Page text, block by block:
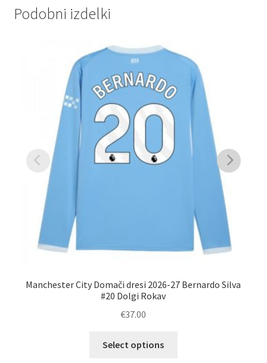
Podobni izdelki
Manchester City Domači dresi 2026-27 Bernardo Silva
#20 Dolgi Rokav
€37.00
Select options